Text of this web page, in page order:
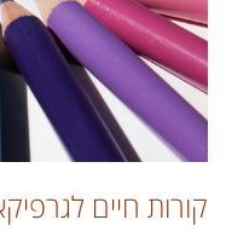
קורות חיים